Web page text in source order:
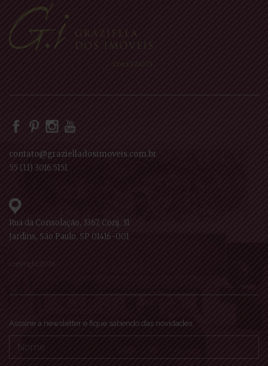
Creci: J-24275
contato@grazielladosimoveis.com.br
55 (11) 3016.5151
Rua da Consolação, 3367, Conj. 31
Jardins, São Paulo, SP 01416-001
Copyright 2026
Asssine a newsletter e fique sabendo das novidades.